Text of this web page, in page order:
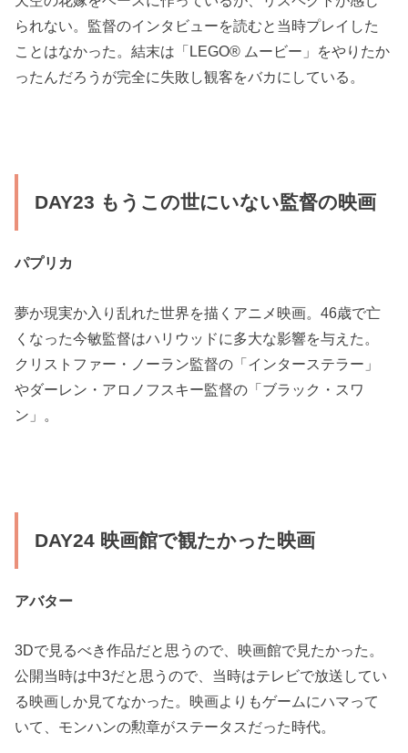
られない。監督のインタビューを読むと当時プレイした
ことはなかった。結末は「LEGO® ムービー」をやりたか
ったんだろうが完全に失敗し観客をバカにしている。
DAY23 もうこの世にいない監督の映画
パプリカ
夢か現実か入り乱れた世界を描くアニメ映画。46歳で亡
くなった今敏監督はハリウッドに多大な影響を与えた。
クリストファー・ノーラン監督の「インターステラー」
やダーレン・アロノフスキー監督の「ブラック・スワ
ン」。
DAY24 映画館で観たかった映画
アバター
3Dで見るべき作品だと思うので、映画館で見たかった。
公開当時は中3だと思うので、当時はテレビで放送してい
る映画しか見てなかった。映画よりもゲームにハマって
いて、モンハンの勲章がステータスだった時代。